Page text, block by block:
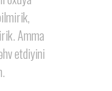
Amma
etdiyini